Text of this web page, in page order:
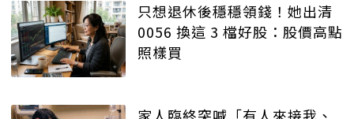
只想退休後穩穩領錢！她出清
0056 換這 3 檔好股：股價高點
照樣買